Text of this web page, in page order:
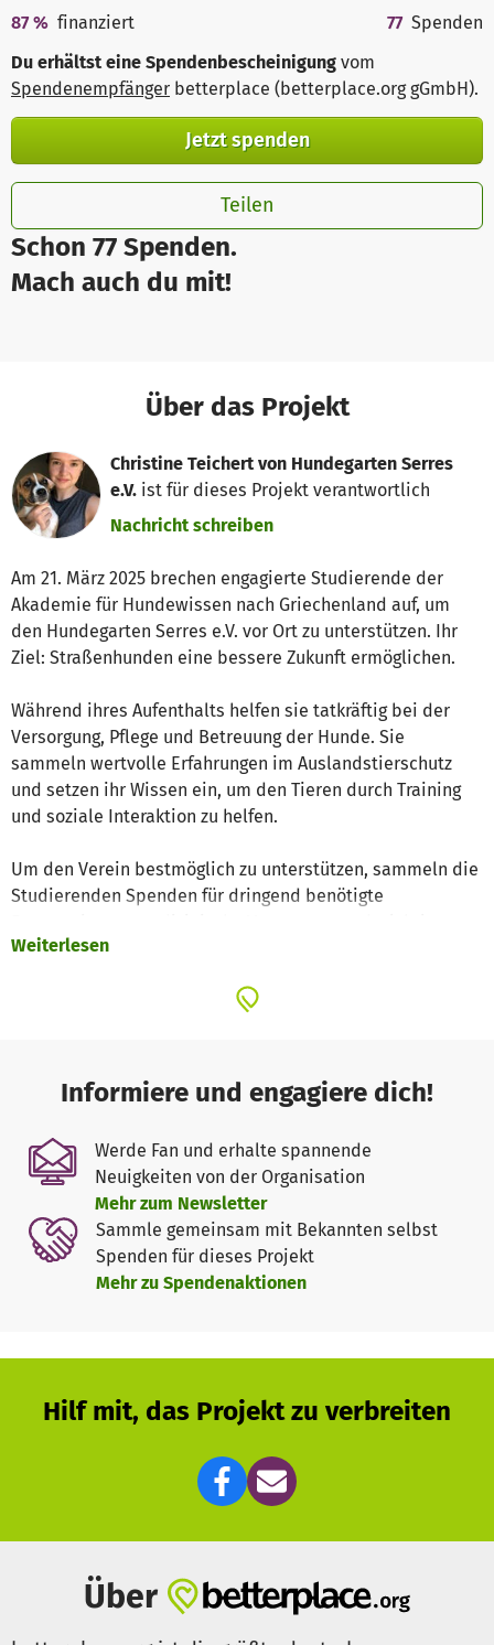
Schon 77 Spenden.
Mach auch du mit!
87% finanziert 77 Spenden
Du erhältst eine Spendenbescheinigung vom
Spendenempfänger betterplace (betterplace.org gGmbH).
Jetzt spenden
Teilen
Über das Projekt
Christine Teichert von Hundegarten Serres
e.V. ist für dieses Projekt verantwortlich
Nachricht schreiben
Am 21. März 2025 brechen engagierte Studierende der
Akademie für Hundewissen nach Griechenland auf, um
den Hundegarten Serres e.V. vor Ort zu unterstützen. Ihr
Ziel: Straßenhunden eine bessere Zukunft ermöglichen.
Während ihres Aufenthalts helfen sie tatkräftig bei der
Versorgung, Pflege und Betreuung der Hunde. Sie
sammeln wertvolle Erfahrungen im Auslandstierschutz
und setzen ihr Wissen ein, um den Tieren durch Training
und soziale Interaktion zu helfen.
Um den Verein bestmöglich zu unterstützen, sammeln die
Studierenden Spenden für dringend benötigte
Hilfsmittel. Jeder Beitrag zählt – ob klein oder groß! Mit
Hoffnung und ein besseres Leben schenken.
Serres e.V.! 💙
Weiterlesen
Informiere und engagiere dich!
Werde Fan und erhalte spannende
Neuigkeiten von der Organisation
Mehr zum Newsletter
Sammle gemeinsam mit Bekannten selbst
Spenden für dieses Projekt
Mehr zu Spendenaktionen
Hilf mit, das Projekt zu verbreiten
Über